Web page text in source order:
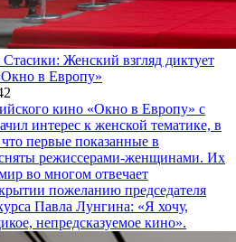
Женский взгляд диктует
в Европу»
кино «Окно в Европу» с
интерес к женской тематике, в
первые показанные в
режиссерами-женщинами. Их
во многом отвечает
пожеланию председателя
Павла Лунгина: «Я хочу,
непредсказуемое кино».